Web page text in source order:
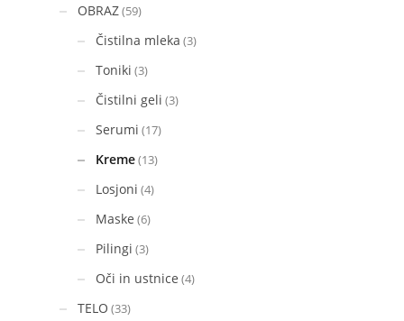
OBRAZ(59)
Čistilna mleka (3)
Toniki (3)
Čistilni geli (3)
Serumi (17)
Kreme(13)
Losjoni (4)
Maske (6)
Pilingi (3)
Oči in ustnice (4)
TELO (33)